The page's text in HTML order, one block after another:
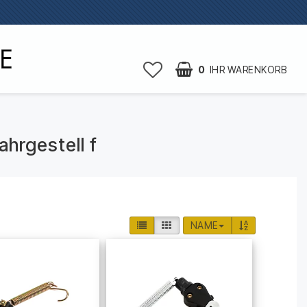
0 IHR WARENKORB
f
NAME